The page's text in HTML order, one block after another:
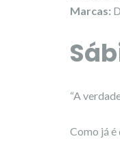
Marcas:
“A
Como já é